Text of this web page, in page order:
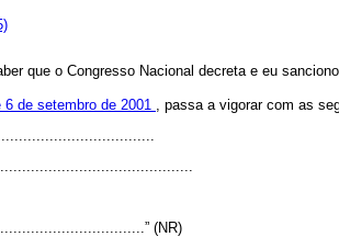
que o Congresso Nacional decreta e eu
6 de setembro de 2001 , passa a vigorar com as
(NR)